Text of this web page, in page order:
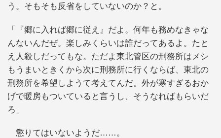
う。そもそも反省をしていないのか？と。
「『郷に入れば郷に従え』だよ。何年も務めなきゃな
んないんだぜ。楽しみくらいは誰だってあるよ。たと
え人殺しだってもな。ただよ東北管区の刑務所はメシ
もうまいときくから次に刑務所に行くならば、東北の
刑務所を希望しようて考えてんだ。外が寒すぎるおか
げで暖房もついていると言うし、そうなればもらいだ
ろ」
懲りてはいないようだ……。